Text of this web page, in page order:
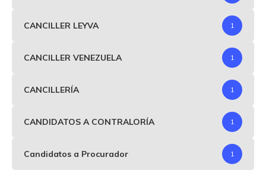
CANCILLER LEYVA 1
CANCILLER VENEZUELA 1
CANCILLERÍA 1
CANDIDATOS A CONTRALORÍA 1
Candidatos a Procurador 1